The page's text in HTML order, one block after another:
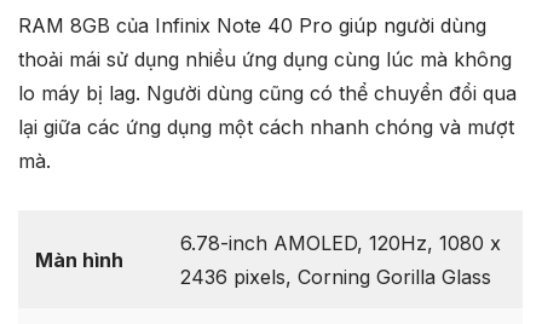
RAM 8GB của Infinix Note 40 Pro giúp người dùng
thoải mái sử dụng nhiều ứng dụng cùng lúc mà không
lo máy bị lag. Người dùng cũng có thể chuyển đổi qua
lại giữa các ứng dụng một cách nhanh chóng và mượt
mà.
Màn hình
6.78-inch AMOLED, 120Hz, 1080 x
2436 pixels, Corning Gorilla Glass